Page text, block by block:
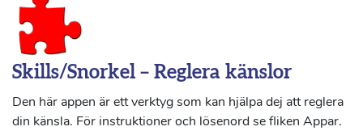
Skills/Snorkel – Reglera känslor
Den här appen är ett verktyg som kan hjälpa dej att reglera
din känsla. För instruktioner och lösenord se fliken Appar.